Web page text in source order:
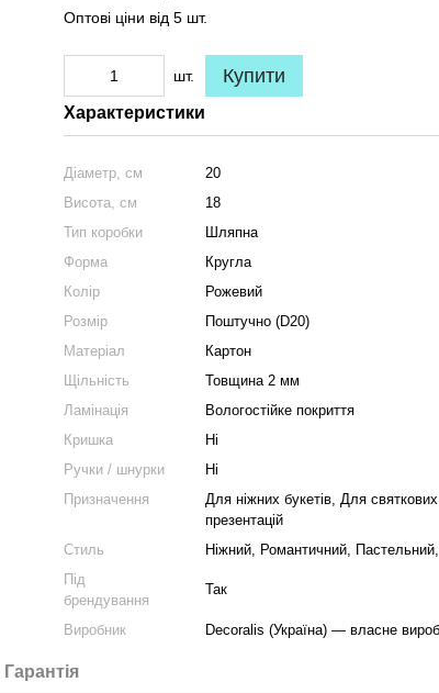
Оптові ціни від 5 шт.
шт. Купити
Характеристики
Діаметр, см
20
Висота, см
18
Тип коробки
Шляпна
Форма
Кругла
Колір
Рожевий
Розмір
Поштучно (D20)
Матеріал
Картон
Щільність
Товщина 2 мм
Ламінація
Вологостійке покриття
Кришка
Ні
Ручки / шнурки
Ні
Призначення
Для ніжних букетів, Для
презентацій
Стиль
Ніжний, Романтичний,
Під
брендування
Так
Виробник Decoralis (Україна) — власне
Гарантія